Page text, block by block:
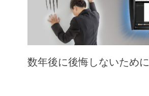
数年後に後悔しないために